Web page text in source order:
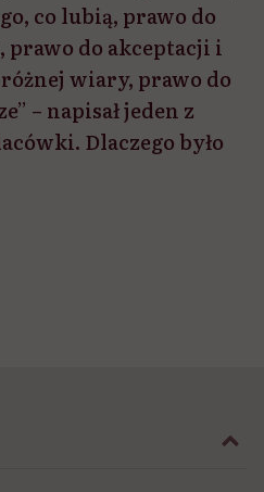
co lubią, prawo do
prawo do akceptacji i
wiary, prawo do
– napisał jeden z
Dlaczego było